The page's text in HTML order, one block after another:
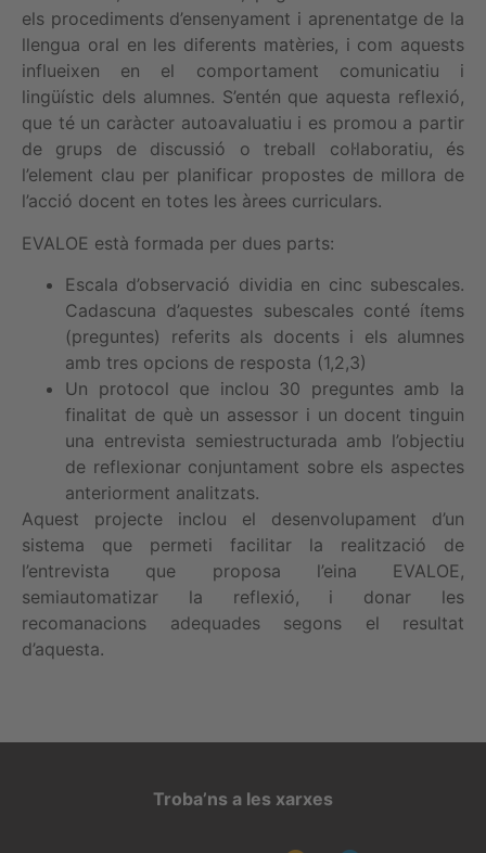
els procediments d’ensenyament i aprenentatge de la
llengua oral en les diferents matèries, i com aquests
influeixen en el comportament comunicatiu i
lingüístic dels alumnes. S’entén que aquesta reflexió,
que té un caràcter autoavaluatiu i es promou a partir
de grups de discussió o treball col·laboratiu, és
l’element clau per planificar propostes de millora de
l’acció docent en totes les àrees curriculars.
EVALOE està formada per dues parts:
Escala d’observació dividia en cinc subescales.
Cadascuna d’aquestes subescales conté ítems
(preguntes) referits als docents i els alumnes
amb tres opcions de resposta (1,2,3)
Un protocol que inclou 30 preguntes amb la
finalitat de què un assessor i un docent tinguin
una entrevista semiestructurada amb l’objectiu
de reflexionar conjuntament sobre els aspectes
anteriorment analitzats.
Aquest projecte inclou el desenvolupament d’un
sistema que permeti facilitar la realització de
l’entrevista que proposa l’eina EVALOE,
semiautomatizar la reflexió, i donar les
recomanacions adequades segons el resultat
d’aquesta.
Troba’ns a les xarxes